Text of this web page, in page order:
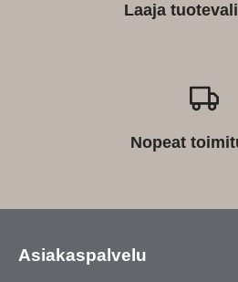
Laaja
Nopeat
Asiakaspalvelu